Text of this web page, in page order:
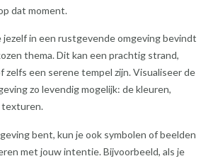
dat moment.
jezelf in een rustgevende omgeving bevindt
thema. Dit kan een prachtig strand,
zelfs een serene tempel zijn. Visualiseer de
zo levendig mogelijk: de kleuren,
texturen.
bent, kun je ook symbolen of beelden
met jouw intentie. Bijvoorbeeld, als je